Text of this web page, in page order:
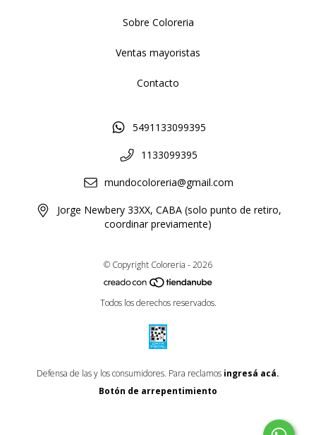
Sobre Coloreria
Ventas mayoristas
Contacto
5491133099395
1133099395
mundocoloreria@gmail.com
Jorge Newbery 33XX, CABA (solo punto de retiro,
coordinar previamente)
© Copyright Coloreria - 2026
Todos los derechos reservados.
Defensa de las y los consumidores. Para reclamos ingresá acá.
Botón de arrepentimiento